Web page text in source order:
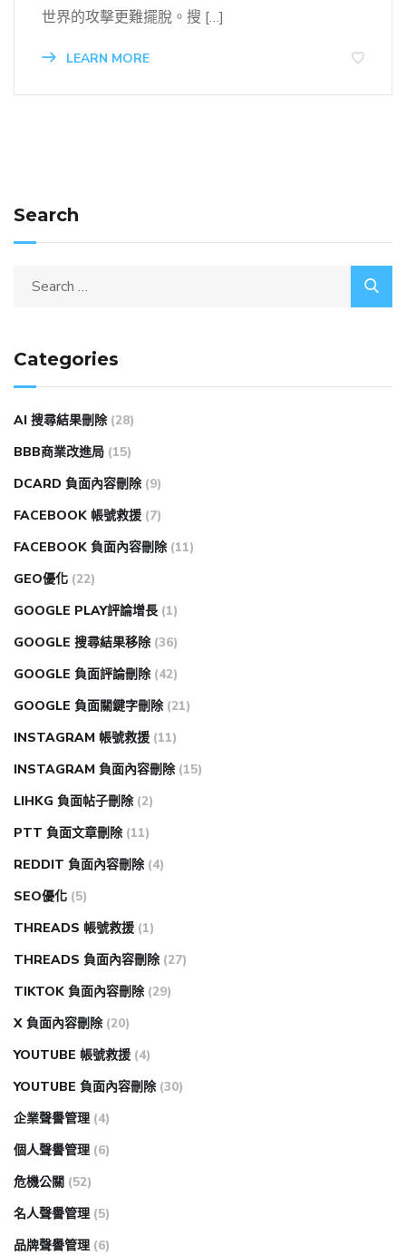
世界的攻擊更難擺脫。搜 […]
LEARN MORE
Search
Categories
AI 搜尋結果刪除 (28)
BBB商業改進局 (15)
DCARD 負面內容刪除 (9)
FACEBOOK 帳號救援 (7)
FACEBOOK 負面內容刪除 (11)
GEO優化 (22)
GOOGLE PLAY評論增長 (1)
GOOGLE 搜尋結果移除 (36)
GOOGLE 負面評論刪除 (42)
GOOGLE 負面關鍵字刪除 (21)
INSTAGRAM 帳號救援 (11)
INSTAGRAM 負面內容刪除 (15)
LIHKG 負面帖子刪除 (2)
PTT 負面文章刪除 (11)
REDDIT 負面內容刪除 (4)
SEO優化 (5)
THREADS 帳號救援 (1)
THREADS 負面內容刪除 (27)
TIKTOK 負面內容刪除 (29)
X 負面內容刪除 (20)
YOUTUBE 帳號救援 (4)
YOUTUBE 負面內容刪除 (30)
企業聲譽管理 (4)
個人聲譽管理 (6)
危機公關 (52)
名人聲譽管理 (5)
品牌聲譽管理 (6)